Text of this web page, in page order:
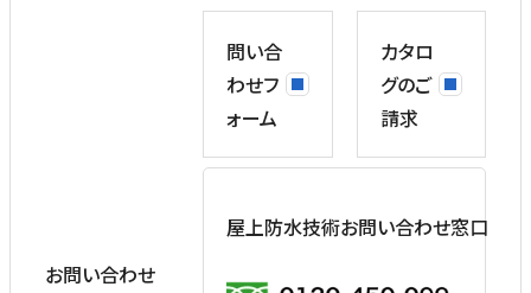
お問い合わせ
問い合
わせフ
ォーム
カタロ
グのご
請求
屋上防水技術お問い合わせ窓口